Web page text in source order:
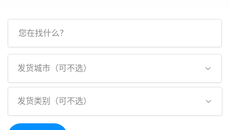
发货城市（可不选）
发货类别（可不选）